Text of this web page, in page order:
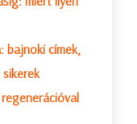
bajnoki címek,